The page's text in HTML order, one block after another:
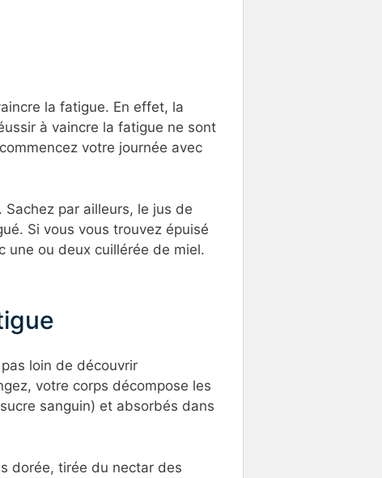
la fatigue. En effet, la
à vaincre la fatigue ne sont
votre journée avec
Sachez par ailleurs, le jus de
Si vous vous trouvez épuisé
une ou deux cuillérée de miel.
loin de découvrir
votre corps décompose les
sanguin) et absorbés dans
dorée, tirée du nectar des